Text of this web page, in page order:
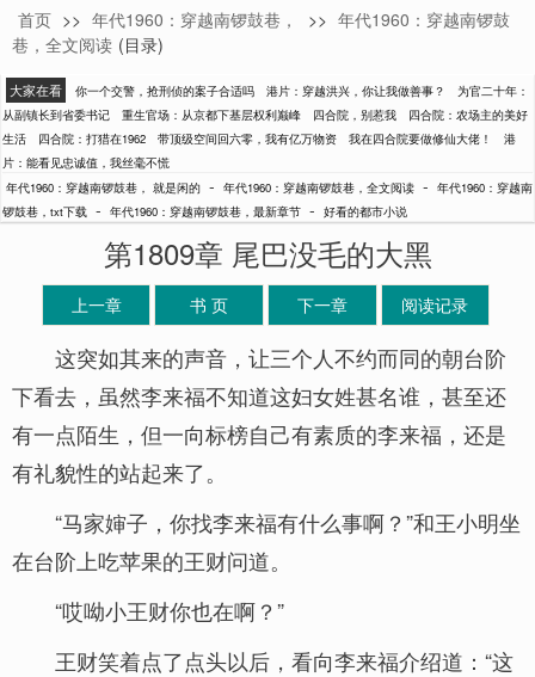
就是闲的
首页 >> 年代1960：穿越南锣鼓巷， >> 年代1960：穿越南锣鼓
巷，全文阅读 (目录)
大家在看 你一个交警，抢刑侦的案子合适吗 港片：穿越洪兴，你让我做善事？
为官二十年：
从副镇长到省委书记
重生官场：从京都下基层权利巅峰 四合院，别惹我
四合院：农场主的美好
生活
四合院：打猎在1962 带顶级空间回六零，我有亿万物资 我在四合院要做修仙大佬！
港
片：能看见忠诚值，我丝毫不慌
年代1960：穿越南锣鼓巷， 就是闲的 - 年代1960：穿越南锣鼓巷，全文阅读 - 年代1960：穿越南
锣鼓巷，txt下载 - 年代1960：穿越南锣鼓巷，最新章节 - 好看的都市小说
第1809章 尾巴没毛的大黑
上一章 书 页 下一章 阅读记录
这突如其来的声音，让三个人不约而同的朝台阶
下看去，虽然李来福不知道这妇女姓甚名谁，甚至还
有一点陌生，但一向标榜自己有素质的李来福，还是
有礼貌性的站起来了。
“马家婶子，你找李来福有什么事啊？”和王小明坐
在台阶上吃苹果的王财问道。
“哎呦小王财你也在啊？”
王财笑着点了点头以后，看向李来福介绍道：“这